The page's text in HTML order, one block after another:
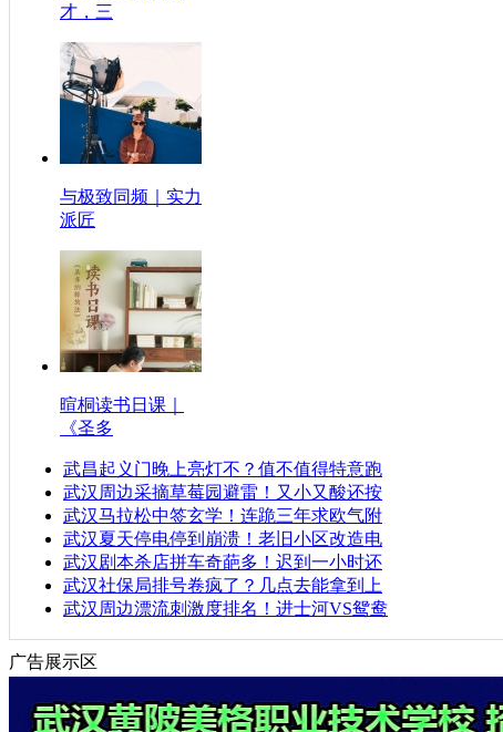
才，三
与极致同频｜实力
派匠
暄桐读书日课｜
《圣多
武昌起义门晚上亮灯不？值不值得特意跑
武汉周边采摘草莓园避雷！又小又酸还按
武汉马拉松中签玄学！连跪三年求欧气附
武汉夏天停电停到崩溃！老旧小区改造电
武汉剧本杀店拼车奇葩多！迟到一小时还
武汉社保局排号卷疯了？几点去能拿到上
武汉周边漂流刺激度排名！进士河VS鸳鸯
广告展示区